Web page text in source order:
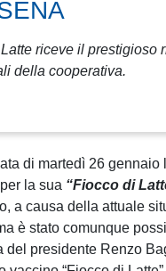
riceve il prestigioso
della cooperativa.
di martedì 26 gennaio
la sua “Fiocco di
a causa della attuale
è stato comunque
del presidente Renzo